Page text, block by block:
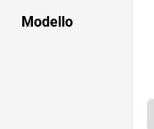
Modello